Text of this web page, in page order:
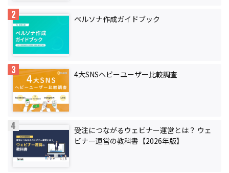
ペルソナ作成ガイドブック
4大SNSヘビーユーザー比較調査
受注につながるウェビナー運営とは？ ウェ
ビナー運営の教科書【2026年版】